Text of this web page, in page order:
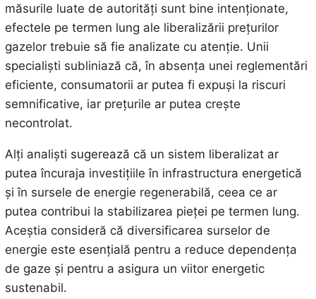
măsurile luate de autorități sunt bine intenționate,
efectele pe termen lung ale liberalizării prețurilor
gazelor trebuie să fie analizate cu atenție. Unii
specialiști subliniază că, în absența unei reglementări
eficiente, consumatorii ar putea fi expuși la riscuri
semnificative, iar prețurile ar putea crește
necontrolat.
Alți analiști sugerează că un sistem liberalizat ar
putea încuraja investițiile în infrastructura energetică
și în sursele de energie regenerabilă, ceea ce ar
putea contribui la stabilizarea pieței pe termen lung.
Aceștia consideră că diversificarea surselor de
energie este esențială pentru a reduce dependența
de gaze și pentru a asigura un viitor energetic
sustenabil.